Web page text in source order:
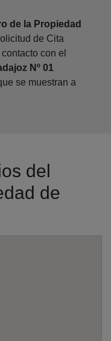
de la Propiedad
de Cita
con el
Nº 01
se muestran a
del
de